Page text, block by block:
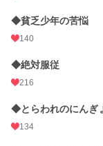
◆貧乏少年の苦悩
140
◆絶対服従
216
◆とらわれのにんぎ
134